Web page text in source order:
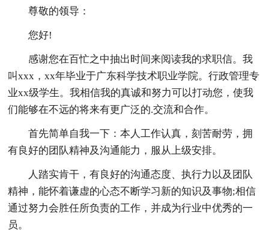
尊敬的领导：
您好!
感谢您在百忙之中抽出时间来阅读我的求职信。我
叫xxx，xx年毕业于广东科学技术职业学院。行政管理专
业xx级学生。我相信我的真诚和努力可以打动您，使我
们能够在不远的将来有更广泛的.交流和合作。
首先简单自我一下：本人工作认真，刻苦耐劳，拥
有良好的团队精神及沟通能力，服从上级安排。
人踏实肯干，有良好的沟通态度、执行力以及团队
精神，能怀着谦虚的心态不断学习新的知识及事物;相信
通过努力会胜任所负责的工作，并成为行业中优秀的一
员。